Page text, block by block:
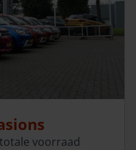
voorraad